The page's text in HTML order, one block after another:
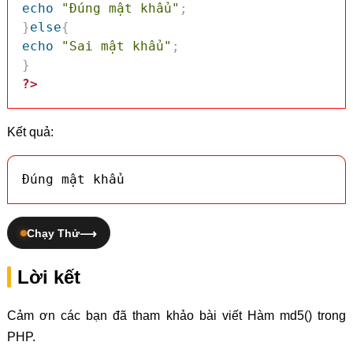
echo
"Đúng mật khẩu" ;
}else{
echo
"Sai mật khẩu" ;
}
?>
Kết quả:
Đúng mật khẩu
Chạy Thử
Lời kết
Cảm ơn các bạn đã tham khảo bài viết Hàm md5() trong
PHP.